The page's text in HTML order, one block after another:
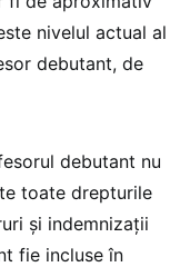
nivelul actual al
debutant, de
debutant nu
toate drepturile
și indemnizații
fie incluse în